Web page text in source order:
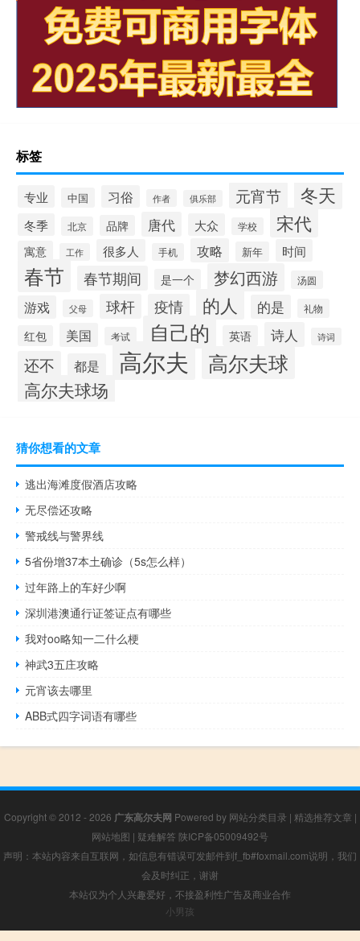
标签
专业 中国 习俗 作者 俱乐部 元宵节 冬天
冬季 北京 品牌 唐代 大众 学校 宋代
寓意 工作 很多人 手机 攻略 新年 时间
春节 春节期间 是一个 梦幻西游 汤圆
游戏 父母 球杆 疫情 的人 的是 礼物
红包 美国 考试 自己的 英语 诗人 诗词
还不 都是 高尔夫 高尔夫球
高尔夫球场
猜你想看的文章
逃出海滩度假酒店攻略
无尽偿还攻略
警戒线与警界线
5省份增37本土确诊（5s怎么样）
过年路上的车好少啊
深圳港澳通行证签证点有哪些
我对oo略知一二什么梗
神武3五庄攻略
元宵该去哪里
ABB式四字词语有哪些
Copyright © 2012 - 2026 广东高尔夫网 Powered by 网站分类目录 | 精选推荐文章 |
网站地图 | 疑难解答 陕ICP备05009492号
声明：本站内容来自互联网，如信息有错误可发邮件到f_fb#foxmail.com说明，我们
会及时纠正，谢谢
本站仅为个人兴趣爱好，不接盈利性广告及商业合作
小男孩